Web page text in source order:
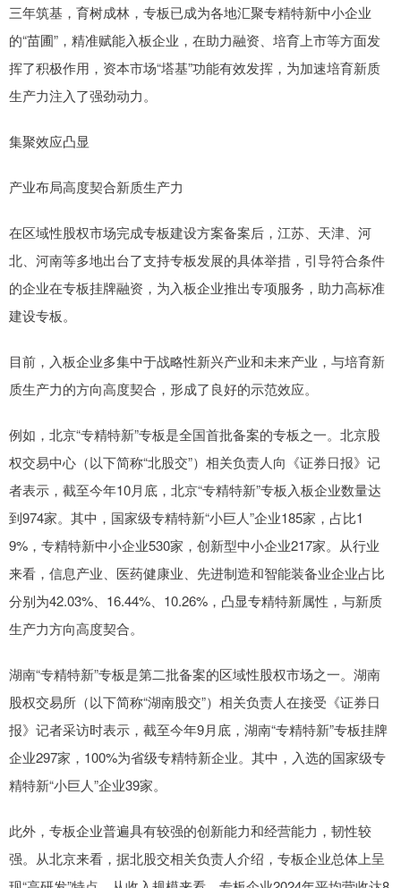
三年筑基，育树成林，专板已成为各地汇聚专精特新中小企业
的“苗圃”，精准赋能入板企业，在助力融资、培育上市等方面发
挥了积极作用，资本市场“塔基”功能有效发挥，为加速培育新质
生产力注入了强劲动力。
集聚效应凸显
产业布局高度契合新质生产力
在区域性股权市场完成专板建设方案备案后，江苏、天津、河
北、河南等多地出台了支持专板发展的具体举措，引导符合条件
的企业在专板挂牌融资，为入板企业推出专项服务，助力高标准
建设专板。
目前，入板企业多集中于战略性新兴产业和未来产业，与培育新
质生产力的方向高度契合，形成了良好的示范效应。
例如，北京“专精特新”专板是全国首批备案的专板之一。北京股
权交易中心（以下简称“北股交”）相关负责人向《证券日报》记
者表示，截至今年10月底，北京“专精特新”专板入板企业数量达
到974家。其中，国家级专精特新“小巨人”企业185家，占比1
9%，专精特新中小企业530家，创新型中小企业217家。从行业
来看，信息产业、医药健康业、先进制造和智能装备业企业占比
分别为42.03%、16.44%、10.26%，凸显专精特新属性，与新质
生产力方向高度契合。
湖南“专精特新”专板是第二批备案的区域性股权市场之一。湖南
股权交易所（以下简称“湖南股交”）相关负责人在接受《证券日
报》记者采访时表示，截至今年9月底，湖南“专精特新”专板挂牌
企业297家，100%为省级专精特新企业。其中，入选的国家级专
精特新“小巨人”企业39家。
此外，专板企业普遍具有较强的创新能力和经营能力，韧性较
强。从北京来看，据北股交相关负责人介绍，专板企业总体上呈